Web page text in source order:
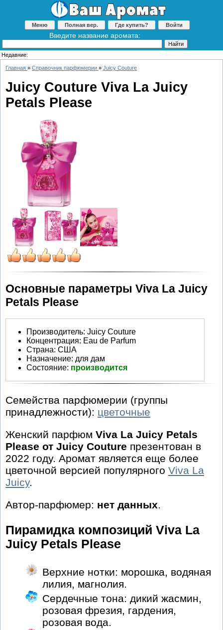
Меню Полная вер. Где купить? Войти
Введите название аромата:
Недавние:
Главная » Справочник парфюмерии » Juicy Couture
Juicy Couture Viva La Juicy
Petals Please
Основные параметры Viva La Juicy
Petals Please
Производитель: Juicy Couture
Концентрация: Eau de Parfum
Страна: США
Назначение: для дам
Состояние: производится
Семейства парфюмерии (группы
принадлежности): цветочные
Женский парфюм Viva La Juicy Petals
Please от Juicy Couture презентован в
2022 году. Аромат является еще более
цветочной версией популярного Viva La
Juicy.
Автор-парфюмер: нет данных.
Пирамидка композиций Viva La
Juicy Petals Please
Верхние нотки: морошка, водяная
лилия, магнолия.
Сердечные тона: дикий жасмин,
розовая фрезия, гардения,
розовая вода.